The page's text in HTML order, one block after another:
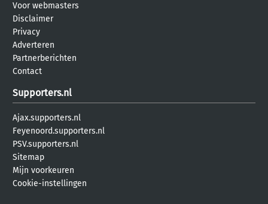
Voor webmasters
Disclaimer
Privacy
Adverteren
Partnerberichten
Contact
Supporters.nl
Ajax.supporters.nl
Feyenoord.supporters.nl
PSV.supporters.nl
Sitemap
Mijn voorkeuren
Cookie-instellingen